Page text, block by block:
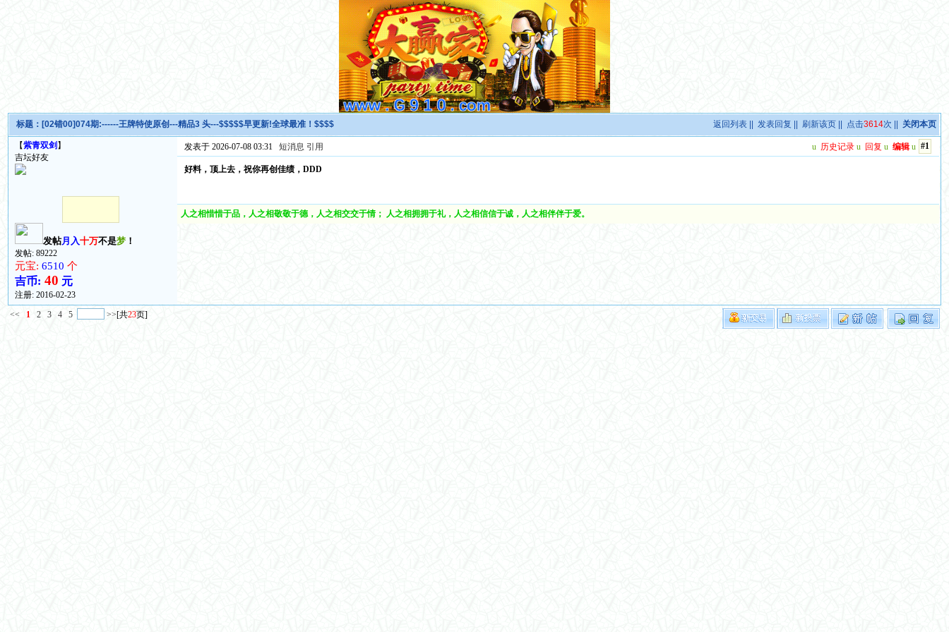
返回列表 ||发表回复 ||刷新该页 || 点击3614次 || 关闭本页
标题： [02错00]074期:------王牌特使原创---精品3 头---$$$$$早更新!全球最准！$$$$
【紫青双剑 】
吉坛好友
发帖月入十万不是梦 ！
发帖: 89222
元宝: 6510个
吉币: 40 元
注册:2016-02-23
#1
u 历史记录 u 回复 u 编辑 u
发表于 2026-07-08 03:31短消息 引用
好料，顶上去，祝你再创佳绩，DDD
人之相惜惜于品，人之相敬敬于德，人之相交交于情； 人之相拥拥于礼，人之相信信于诚，人之相伴伴于爱。
<< 1 2 3 4 5 >>[共23页]